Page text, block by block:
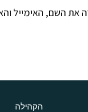
את השם, האימייל
הקהילה